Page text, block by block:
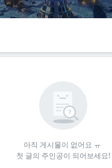
아직 게시물이 없어요 ㅠ
첫 글의 주인공이 되어보세요!